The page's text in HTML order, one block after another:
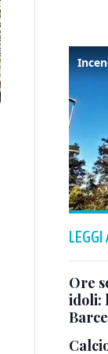
LEGGI
Ore
idoli: